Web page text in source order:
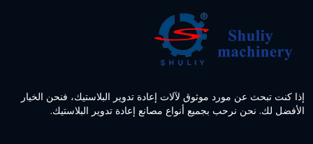
إذا كنت تبحث عن مورد موثوق لآلات إعادة تدوير البلاستيك، فنحن الخيار
الأفضل لك. نحن نرحب بجميع أنواع مصانع إعادة تدوير البلاستيك.